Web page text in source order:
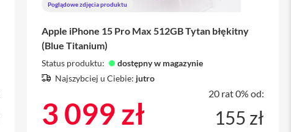
Poglądowe zdjęcia produktu
Apple iPhone 15 Pro Max 512GB Tytan błękitny
(Blue Titanium)
Status produktu:
dostępny w magazynie
Najszybciej u Ciebie: jutro
3 099 zł
20 rat 0% od:
155 zł